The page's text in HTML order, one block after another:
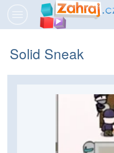
Solid Sneak